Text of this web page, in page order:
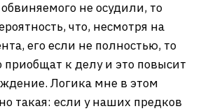
обвиняемого не осудили, то
что, несмотря на
его если не полностью, то
приобщат к делу и это повысит
Логика мне в этом
такая: если у наших предков